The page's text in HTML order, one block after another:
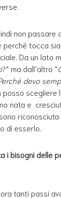
non passare
perché tocca
Da un lato
?” ma dall’altro “
devo
posso scegliere
nata e
riconosciuta
di esserlo.
i bisogni delle
tanti passi